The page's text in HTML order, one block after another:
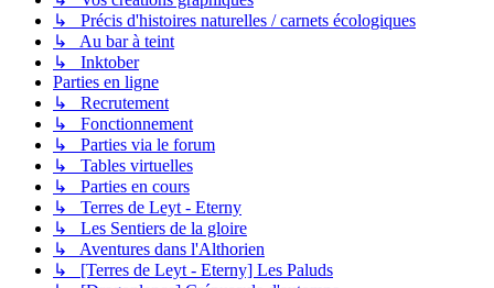
↳ Précis d'histoires naturelles / carnets écologiques
↳ Au bar à teint
↳ Inktober
Parties en ligne
↳ Recrutement
↳ Fonctionnement
↳ Parties via le forum
↳ Tables virtuelles
↳ Parties en cours
↳ Terres de Leyt - Eterny
↳ Les Sentiers de la gloire
↳ Aventures dans l'Althorien
↳ [Terres de Leyt - Eterny] Les Paluds